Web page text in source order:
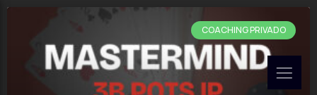
COACHING PRIVADO